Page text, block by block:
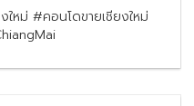
หม่ #คอนโดขายเชียงใหม่